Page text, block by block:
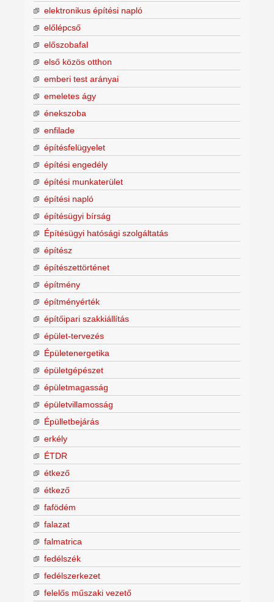
elektronikus építési napló
előlépcső
előszobafal
első közös otthon
emberi test arányai
emeletes ágy
énekszoba
enfilade
építésfelügyelet
építési engedély
építési munkaterület
építési napló
építésügyi bírság
Építésügyi hatósági szolgáltatás
építész
építészettörténet
építmény
építményérték
építőipari szakkiállítás
épület-tervezés
Épületenergetika
épületgépészet
épületmagasság
épületvillamosság
Épülletbejárás
erkély
ÉTDR
étkező
étkező
fafödém
falazat
falmatrica
fedélszék
fedélszerkezet
felelős műszaki vezető